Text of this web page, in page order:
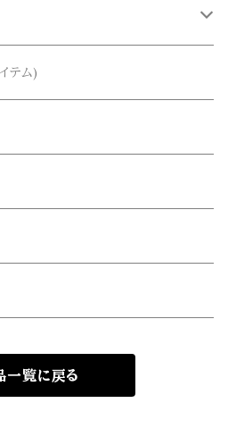
レーバーデザイン)
ァクトリー)
ス)
ノーティカ)
ップ
テム)
一覧に戻る